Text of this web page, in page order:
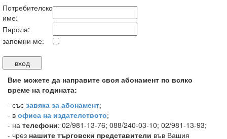
Потребителско
име:
Парола:
запомни ме:
Вие можете да направите своя абонамент по всяко
време на годината:
- със завяка за абонамент;
- в офиса на издателството;
- на телефони: 02/981-13-76; 088/240-03-10; 02/981-13-93;
- чрез нашите търговски представители във Вашия